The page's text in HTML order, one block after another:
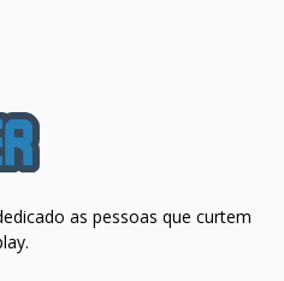
as pessoas que curtem